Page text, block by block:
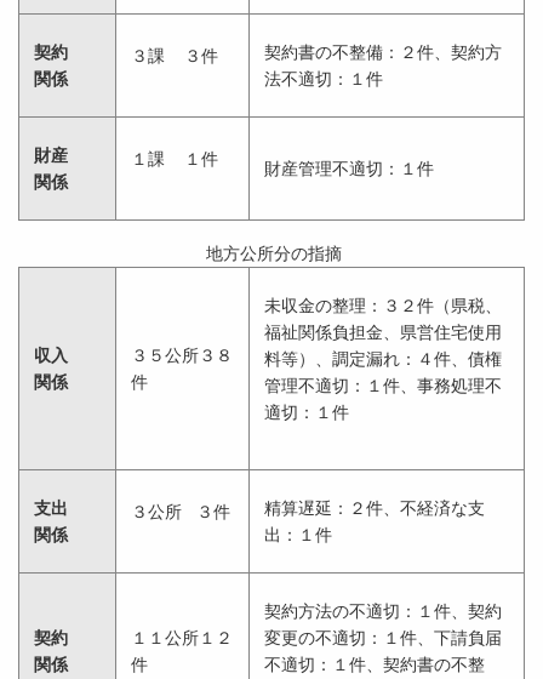
契約
関係
３課 ３件
契約書の不整備：２件、契約方
法不適切：１件
財産
関係
１課 １件 財産管理不適切：１件
地方公所分の指摘
収入
関係
３５公所３８
件
未収金の整理：３２件（県税、
福祉関係負担金、県営住宅使用
料等）、調定漏れ：４件、債権
管理不適切：１件、事務処理不
適切：１件
支出
関係
３公所 ３件
精算遅延：２件、不経済な支
出：１件
契約
関係
１１公所１２
件
契約方法の不適切：１件、契約
変更の不適切：１件、下請負届
不適切：１件、契約書の不整